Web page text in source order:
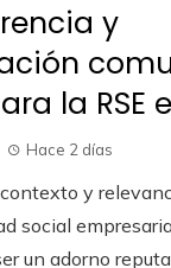
y
la RSE
Hace 2 días
y
social
un adorno